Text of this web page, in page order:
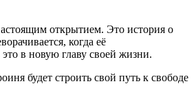
открытием. Это история о
когда её
в новую главу своей жизни.
будет строить свой путь к свободе